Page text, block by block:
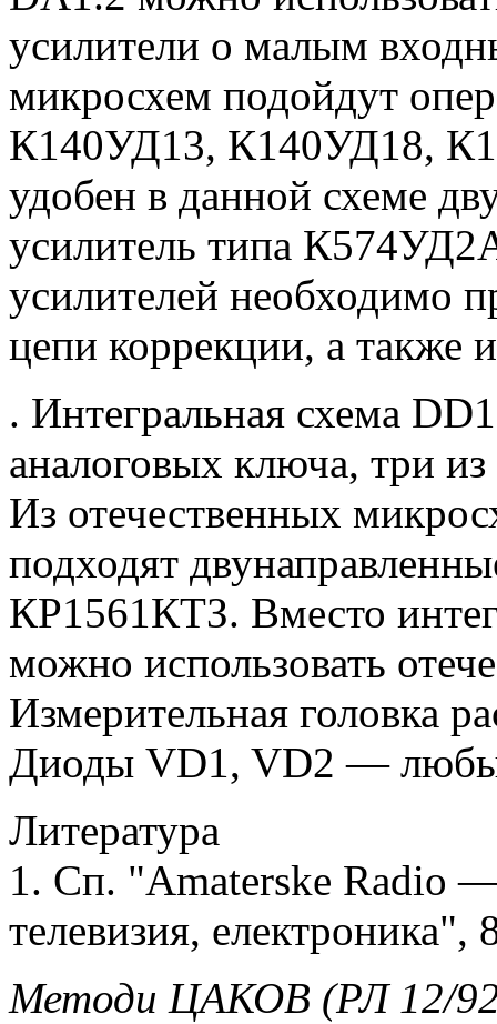
усилители о малым
микросхем подойдут
К140УД13, К140УД18,
удобен в данной схеме
усилитель типа
усилителей необходимо
цепи коррекции, а также
. Интегральная схема
аналоговых ключа, три
Из отечественных
подходят
КР1561КТЗ. Вместо
можно использовать
Измерительная головка
Диоды VD1, VD2 —
Литература
1. Сп. "Amaterske Radio
телевизия, електроника",
Методи ЦАКОВ (РЛ 12/